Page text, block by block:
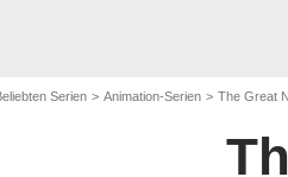
Serien Animation-Serien The Great